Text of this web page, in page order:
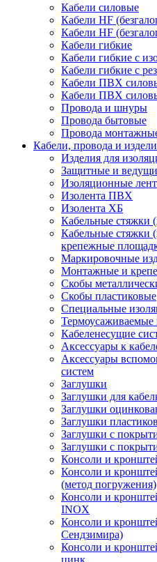
Кабели силовые
Кабели HF
Кабели HF
Кабели гибкие
Кабели гибкие с
Кабели гибкие с
Кабели ПВХ
Кабели ПВХ
Провода и шнуры
Провода бытовые
Провода
Кабели, провода и
Изделия для
Защитные и
Изоляционные
Изолента ПВХ
Изолента ХБ
Кабельные стяжки
Кабельные стяжки
крепежные
Маркировочные
Монтажные и
Скобы
Скобы пластиковые
Специальные
Термоусаживаемые
Кабеленесущие
Аксессуары к
Аксессуары
систем
Заглушки
Заглушки для
Заглушки
Заглушки
Заглушки с
Заглушки с
Консоли и
Консоли и
(метод погружения)
Консоли и
INOX
Консоли и
Сендзимира)
Консоли и
цинк